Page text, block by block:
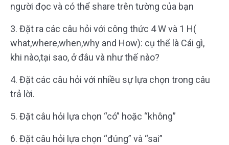
người đọc và có thể share trên tường của bạn
3. Đặt ra các câu hỏi với công thức 4 W và 1 H(
what,where,when,why and How): cụ thể là Cái gì,
khi nào,tại sao, ở đâu và như thế nào?
4. Đặt các câu hỏi với nhiều sự lựa chọn trong câu
trả lời.
5. Đặt câu hỏi lựa chọn “có” hoặc “không”
6. Đặt câu hỏi lựa chọn “đúng” và “sai”